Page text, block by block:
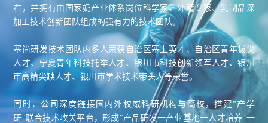
右，并拥有由国家奶产业体系岗位科学家、外籍专家、乳制品深
加工技术创新团队组成的强有力的技术团队。
塞尚研发技术团队内多人荣获自治区塞上英才、自治区青年拔尖
人才、宁夏青年科技托举人才、银川市科技创新领军人才、银川
市高精尖缺人才、银川市学术技术带头人等荣誉。
同时，公司深度链接国内外权威科研机构与高校，搭建"产学
研"联合技术攻关平台，形成"产品研发一产业基地一人才培养"一